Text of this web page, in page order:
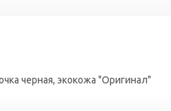
черная, экокожа "Оригинал"